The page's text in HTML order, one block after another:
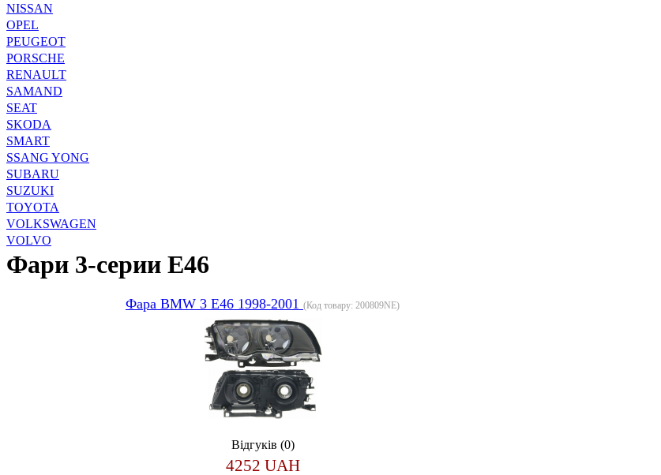
NISSAN
OPEL
PEUGEOT
PORSCHE
RENAULT
SAMAND
SEAT
SKODA
SMART
SSANG YONG
SUBARU
SUZUKI
TOYOTA
VOLKSWAGEN
VOLVO
Фари 3-серии E46
Фара BMW 3 E46 1998-2001 (Код товару: 200809NE)
Відгуків (0)
4252 UAH